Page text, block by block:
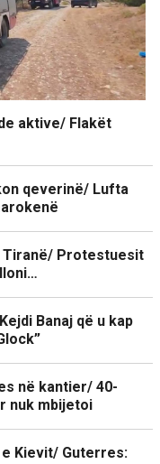
aktive/ Flakët
qeverinë/ Lufta
Tiranë/ Protestuesit
Banaj që u kap
në kantier/ 40-
nuk mbijetoi
Kievit/ Guterres: